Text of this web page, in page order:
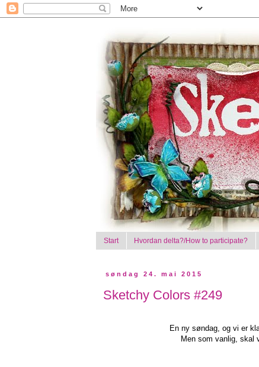
Start Hvordan delta?/How to participate?
søndag 24. mai 2015
Sketchy Colors #249
En ny søndag, og vi er
Men som vanlig, skal